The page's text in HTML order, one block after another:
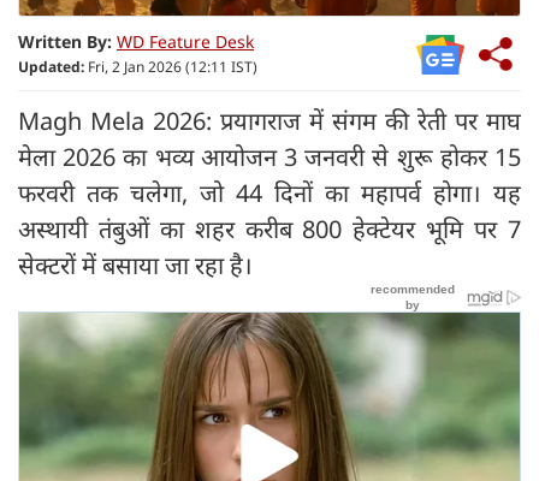
Written By: WD Feature Desk
Updated: Fri, 2 Jan 2026 (12:11 IST)
Magh Mela 2026: प्रयागराज में संगम की रेती पर माघ
मेला 2026 का भव्य आयोजन 3 जनवरी से शुरू होकर 15
फरवरी तक चलेगा, जो 44 दिनों का महापर्व होगा। यह
अस्थायी तंबुओं का शहर करीब 800 हेक्टेयर भूमि पर 7
सेक्टरों में बसाया जा रहा है।